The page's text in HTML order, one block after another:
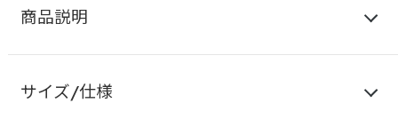
商品説明
サイズ/仕様